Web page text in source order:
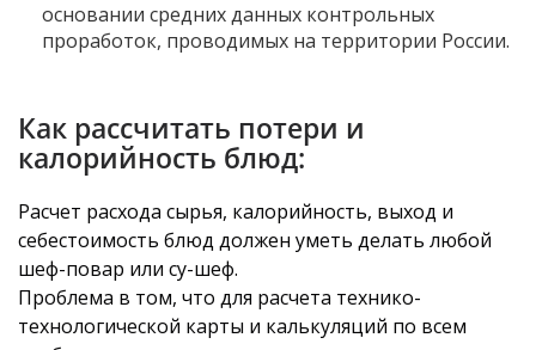
основании средних данных контрольных
проработок, проводимых на территории России.
Как рассчитать потери и
калорийность блюд:
Расчет расхода сырья, калорийность, выход и
себестоимость блюд должен уметь делать любой
шеф-повар или су-шеф.
Проблема в том, что для расчета технико-
технологической карты и калькуляций по всем